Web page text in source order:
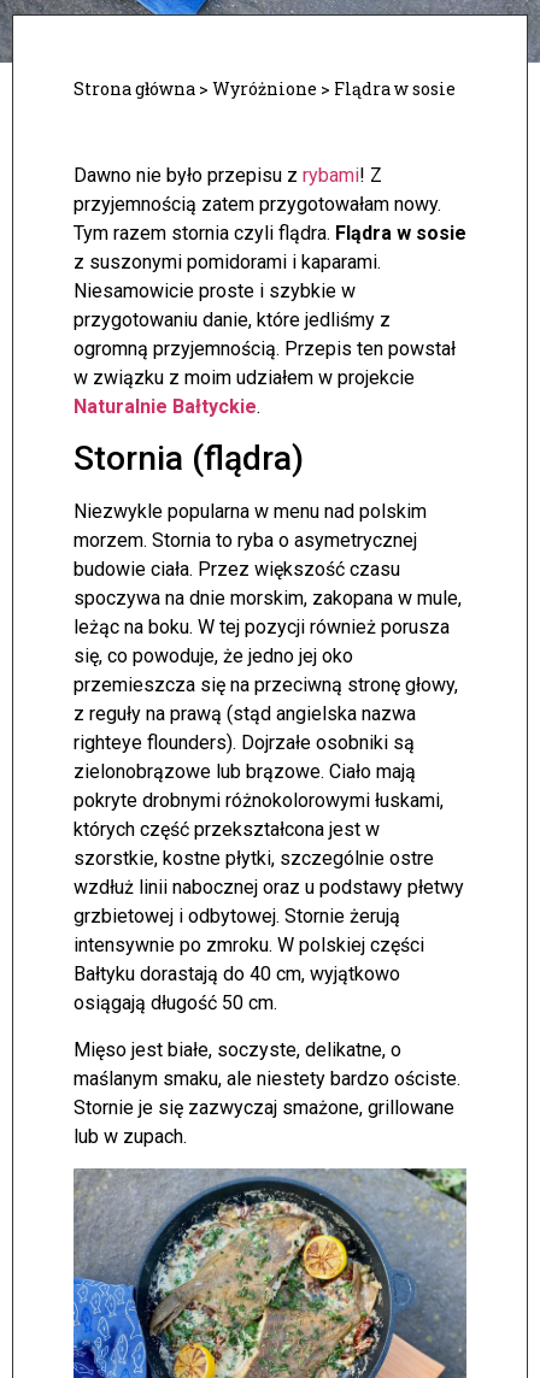
Strona główna > Wyróżnione > Flądra w sosie
Dawno nie było przepisu z rybami! Z
przyjemnością zatem przygotowałam nowy.
Tym razem stornia czyli flądra. Flądra w sosie
z suszonymi pomidorami i kaparami.
Niesamowicie proste i szybkie w
przygotowaniu danie, które jedliśmy z
ogromną przyjemnością. Przepis ten powstał
w związku z moim udziałem w projekcie
Naturalnie Bałtyckie.
Stornia (flądra)
Niezwykle popularna w menu nad polskim
morzem. Stornia to ryba o asymetrycznej
budowie ciała. Przez większość czasu
spoczywa na dnie morskim, zakopana w mule,
leżąc na boku. W tej pozycji również porusza
się, co powoduje, że jedno jej oko
przemieszcza się na przeciwną stronę głowy,
z reguły na prawą (stąd angielska nazwa
righteye flounders). Dojrzałe osobniki są
zielonobrązowe lub brązowe. Ciało mają
pokryte drobnymi różnokolorowymi łuskami,
których część przekształcona jest w
szorstkie, kostne płytki, szczególnie ostre
wzdłuż linii nabocznej oraz u podstawy płetwy
grzbietowej i odbytowej. Stornie żerują
intensywnie po zmroku. W polskiej części
Bałtyku dorastają do 40 cm, wyjątkowo
osiągają długość 50 cm.
Mięso jest białe, soczyste, delikatne, o
maślanym smaku, ale niestety bardzo ościste.
Stornie je się zazwyczaj smażone, grillowane
lub w zupach.